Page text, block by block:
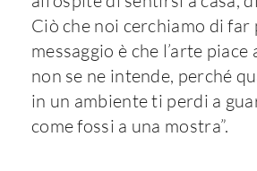
Ciò che noi cerchiamo di far
messaggio è che l’arte piace
non se ne intende, perché
in un ambiente ti perdi a
come fossi a una mostra”.